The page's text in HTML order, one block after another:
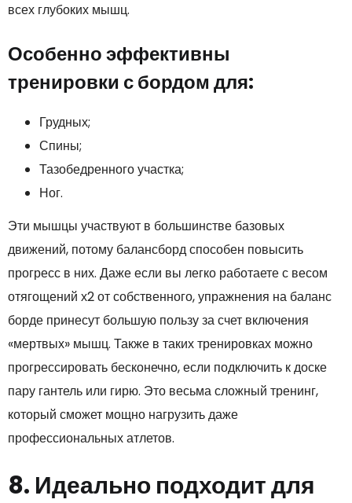
всех глубоких мышц.
Особенно эффективны
тренировки с бордом для:
Грудных;
Спины;
Тазобедренного участка;
Ног.
Эти мышцы участвуют в большинстве базовых
движений, потому балансборд способен повысить
прогресс в них. Даже если вы легко работаете с весом
отягощений х2 от собственного, упражнения на баланс
борде принесут большую пользу за счет включения
«мертвых» мышц. Также в таких тренировках можно
прогрессировать бесконечно, если подключить к доске
пару гантель или гирю. Это весьма сложный тренинг,
который сможет мощно нагрузить даже
профессиональных атлетов.
8. Идеально подходит для